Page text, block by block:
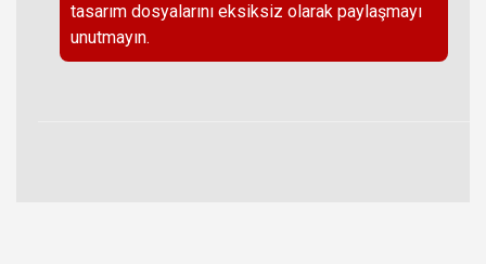
tasarım dosyalarını eksiksiz olarak paylaşmayı
unutmayın.